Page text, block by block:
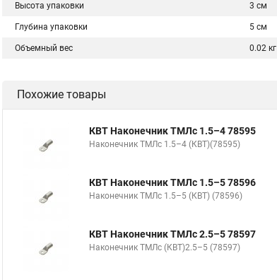
Высота упаковки 3 см
Глубина упаковки 5 см
Объемный вес 0.02 кг
Похожие товары
КВТ Наконечник ТМЛс 1.5–4 78595
Наконечник ТМЛс 1.5–4 (КВТ)(78595)
КВТ Наконечник ТМЛс 1.5–5 78596
Наконечник ТМЛс 1.5–5 (КВТ) (78596)
КВТ Наконечник ТМЛс 2.5–5 78597
Наконечник ТМЛс (КВТ)2.5–5 (78597)